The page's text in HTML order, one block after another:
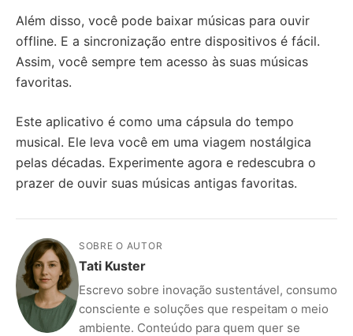
Além disso, você pode baixar músicas para ouvir
offline. E a sincronização entre dispositivos é fácil.
Assim, você sempre tem acesso às suas músicas
favoritas.
Este aplicativo é como uma cápsula do tempo
musical. Ele leva você em uma viagem nostálgica
pelas décadas. Experimente agora e redescubra o
prazer de ouvir suas músicas antigas favoritas.
SOBRE O AUTOR
Tati Kuster
Escrevo sobre inovação sustentável, consumo
consciente e soluções que respeitam o meio
ambiente. Conteúdo para quem quer se